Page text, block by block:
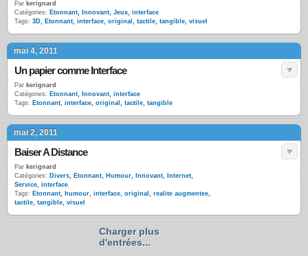
Par kerignard
Catégories: Etonnant, Innovant, Jeux, interface
Tags: 3D, Etonnant, interface, original , tactile, tangible, visuel
mai 4, 2011
Un papier comme Interface
Par kerignard
Catégories: Etonnant, Innovant, interface
Tags: Etonnant, interface, original , tactile, tangible
mai 2, 2011
Baiser A Distance
Par kerignard
Catégories: Divers, Etonnant, Humour, Innovant, Internet,
Service, interface
Tags: Etonnant, humour, interface, original , realite augmentee,
tactile, tangible, visuel
Charger plus
d'entrées...